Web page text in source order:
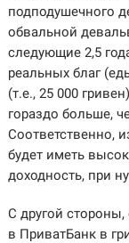
подподушечного
обвальной
следующие 2,5
реальных благ
(т.е., 25 000
гораздо больше,
Соответственно,
будет иметь
доходность, при
С другой
в ПриватБанк в